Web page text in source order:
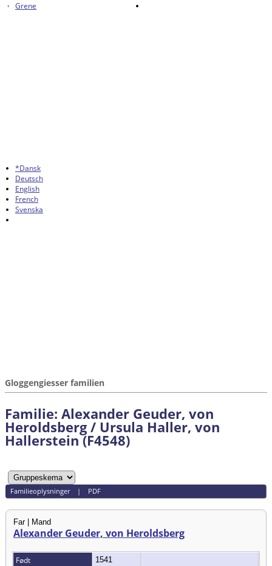
Grene
*Dansk
Deutsch
English
French
Svenska
Gloggengiesser familien
Familie: Alexander Geuder, von
Heroldsberg / Ursula Haller, von
Hallerstein (F4548)
Familieoplysninger| PDF
Far | Mand
Alexander Geuder, von Heroldsberg
Født 1541